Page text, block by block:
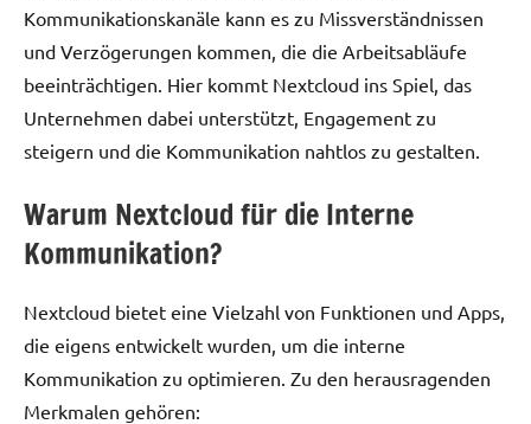
Kommunikationskanäle kann es zu Missverständnissen
und Verzögerungen kommen, die die Arbeitsabläufe
beeinträchtigen. Hier kommt Nextcloud ins Spiel, das
Unternehmen dabei unterstützt, Engagement zu
steigern und die Kommunikation nahtlos zu gestalten.
Warum Nextcloud für die Interne
Kommunikation?
Nextcloud bietet eine Vielzahl von Funktionen und Apps,
die eigens entwickelt wurden, um die interne
Kommunikation zu optimieren. Zu den herausragenden
Merkmalen gehören: